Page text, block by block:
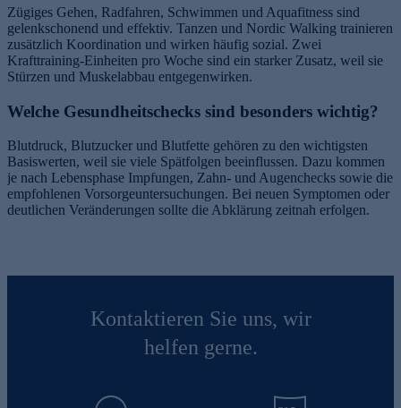
Zügiges Gehen, Radfahren, Schwimmen und Aquafitness sind
gelenkschonend und effektiv. Tanzen und Nordic Walking trainieren
zusätzlich Koordination und wirken häufig sozial. Zwei
Krafttraining-Einheiten pro Woche sind ein starker Zusatz, weil sie
Stürzen und Muskelabbau entgegenwirken.
Welche Gesundheitschecks sind besonders wichtig?
Blutdruck, Blutzucker und Blutfette gehören zu den wichtigsten
Basiswerten, weil sie viele Spätfolgen beeinflussen. Dazu kommen
je nach Lebensphase Impfungen, Zahn- und Augenchecks sowie die
empfohlenen Vorsorgeuntersuchungen. Bei neuen Symptomen oder
deutlichen Veränderungen sollte die Abklärung zeitnah erfolgen.
Kontaktieren Sie uns, wir
helfen gerne.